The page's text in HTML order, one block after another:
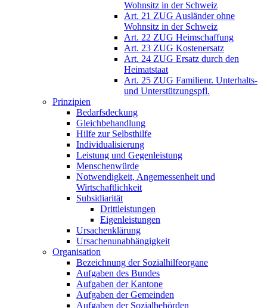
Wohnsitz in der Schweiz
Art. 21 ZUG Ausländer ohne
Wohnsitz in der Schweiz
Art. 22 ZUG Heimschaffung
Art. 23 ZUG Kostenersatz
Art. 24 ZUG Ersatz durch den
Heimatstaat
Art. 25 ZUG Familienr. Unterhalts-
und Unterstützungspfl.
Prinzipien
Bedarfsdeckung
Gleichbehandlung
Hilfe zur Selbsthilfe
Individualisierung
Leistung und Gegenleistung
Menschenwürde
Notwendigkeit, Angemessenheit und
Wirtschaftlichkeit
Subsidiarität
Drittleistungen
Eigenleistungen
Ursachenklärung
Ursachenunabhängigkeit
Organisation
Bezeichnung der Sozialhilfeorgane
Aufgaben des Bundes
Aufgaben der Kantone
Aufgaben der Gemeinden
Aufgaben der Sozialbehörden